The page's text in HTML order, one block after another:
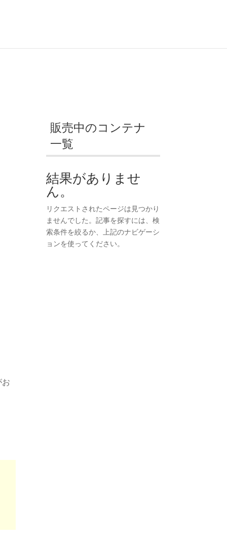
お
販売中のコンテナ
一覧
結果がありませ
ん。
リクエストされたページは見つかり
ませんでした。記事を探すには、検
索条件を絞るか、上記のナビゲーシ
ョンを使ってください。